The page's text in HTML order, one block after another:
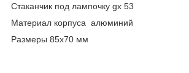
Стаканчик под лампочку gx 53
Материал корпуса алюминий
Размеры 85х70 мм